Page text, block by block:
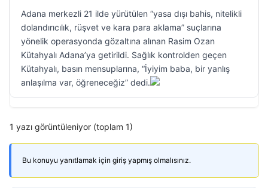
Adana merkezli 21 ilde yürütülen “yasa dışı bahis, nitelikli
dolandırıcılık, rüşvet ve kara para aklama” suçlarına
yönelik operasyonda gözaltına alınan Rasim Ozan
Kütahyalı Adana’ya getirildi. Sağlık kontrolden geçen
Kütahyalı, basın mensuplarına, “İyiyim baba, bir yanlış
anlaşılma var, öğreneceğiz” dedi.
1 yazı görüntüleniyor (toplam 1)
Bu konuyu yanıtlamak için giriş yapmış olmalısınız.